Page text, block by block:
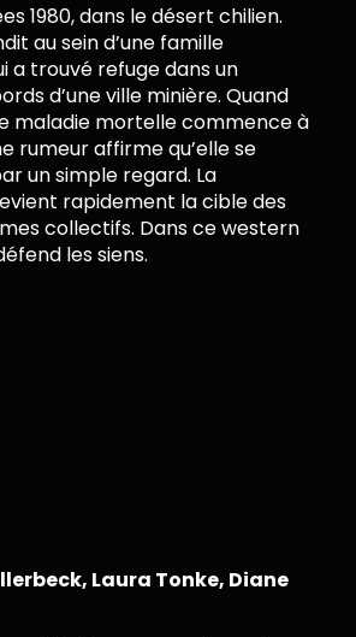
1980, dans le désert chilien.
au sein d’une famille
a trouvé refuge dans un
d’une ville minière. Quand
maladie mortelle commence à
rumeur affirme qu’elle se
un simple regard. La
rapidement la cible des
collectifs. Dans ce western
les siens.
Laura Tonke, Diane